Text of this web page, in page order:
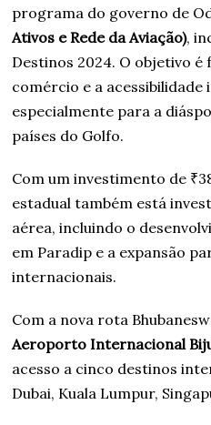
programa do governo de
Ativos e Rede da Aviação),
Destinos 2024. O objetivo
comércio e a acessibilidade
especialmente para a
países do Golfo.
Com um investimento de
estadual também está
aérea, incluindo o
em Paradip e a expansão
internacionais.
Com a nova rota
Aeroporto Internacional
acesso a cinco destinos
Dubai, Kuala Lumpur,